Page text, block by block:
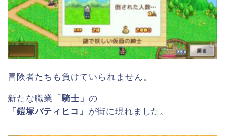
冒険者たちも負けていられません。
新たな職業「 騎士」 の
「鎧塚パティヒコ」 が街に現れました。